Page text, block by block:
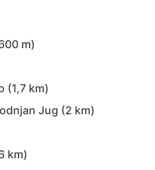
m)
(1,7 km)
Jug (2 km)
km)